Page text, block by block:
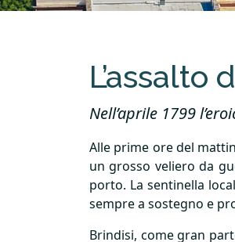
Nell’aprile 1799
Alle prime ore del
un grosso veliero da
porto. La sentinella
sempre a sostegno e
Brindisi, come gran